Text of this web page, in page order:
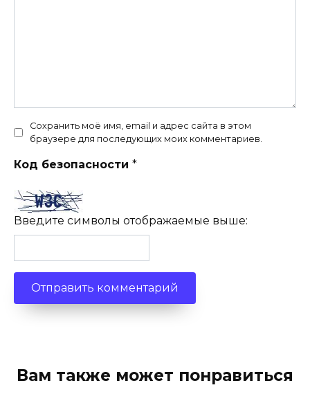
Сохранить моё имя, email и адрес сайта в этом
браузере для последующих моих комментариев.
Код безопасности *
Введите символы отображаемые выше:
Вам также может понравиться